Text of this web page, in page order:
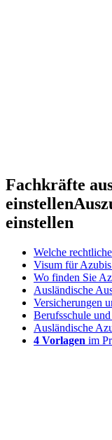
Fachkräfte
einstellen
einstellen
Welche
Visum für
Wo finden Sie
Ausländische
Versicherungen
Berufsschule
Ausländische
4 Vorlagen im